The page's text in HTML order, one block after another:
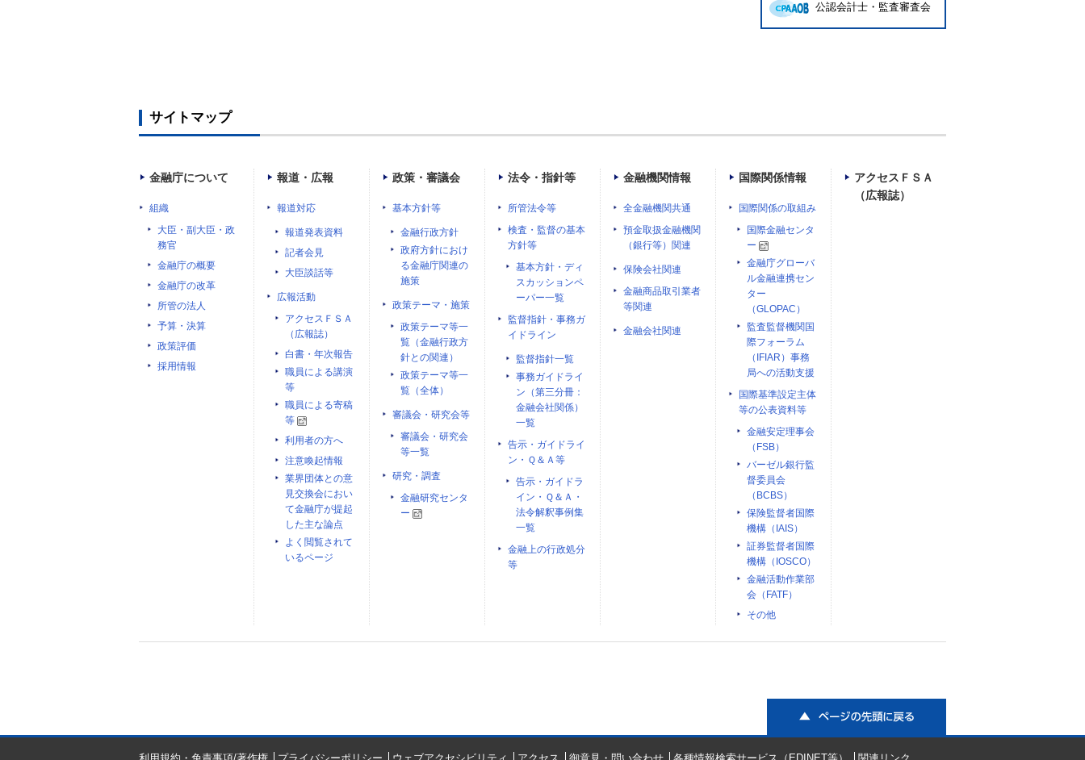
公認会計士・監査審査会
サイトマップ
金融庁について
組織
大臣・副大臣・政
務官
金融庁の概要
金融庁の改革
所管の法人
予算・決算
政策評価
採用情報
報道・広報
報道対応
報道発表資料
記者会見
大臣談話等
広報活動
アクセスＦＳＡ
（広報誌）
白書・年次報告
職員による講演
等
職員による寄稿
等
利用者の方へ
注意喚起情報
業界団体との意
見交換会におい
て金融庁が提起
した主な論点
よく閲覧されて
いるページ
政策・審議会
基本方針等
金融行政方針
政府方針におけ
る金融庁関連の
施策
政策テーマ・施策
政策テーマ等一
覧（金融行政方
針との関連）
政策テーマ等一
覧（全体）
審議会・研究会等
審議会・研究会
等一覧
研究・調査
金融研究センタ
ー
法令・指針等
所管法令等
検査・監督の基本
方針等
基本方針・ディ
スカッションペ
ーパー一覧
監督指針・事務ガ
イドライン
監督指針一覧
事務ガイドライ
ン（第三分冊：
金融会社関係）
一覧
告示・ガイドライ
ン・Ｑ＆Ａ等
告示・ガイドラ
イン・Ｑ＆Ａ・
法令解釈事例集
一覧
金融上の行政処分
等
金融機関情報
全金融機関共通
預金取扱金融機関
（銀行等）関連
保険会社関連
金融商品取引業者
等関連
金融会社関連
国際関係情報
国際関係の取組み
国際金融センタ
ー
金融庁グローバ
ル金融連携セン
ター
（GLOPAC）
監査監督機関国
際フォーラム
（IFIAR）事務
局への活動支援
国際基準設定主体
等の公表資料等
金融安定理事会
（FSB）
バーゼル銀行監
督委員会
（BCBS）
保険監督者国際
機構（IAIS）
証券監督者国際
機構（IOSCO）
金融活動作業部
会（FATF）
その他
アクセスＦＳＡ
（広報誌）